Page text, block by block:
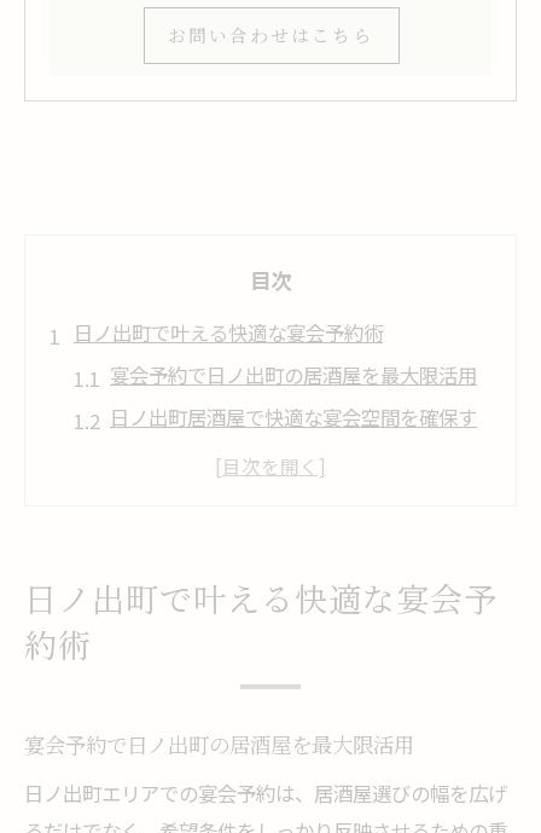
お問い合わせはこちら
目次
日ノ出町で叶える快適な宴会予約術
宴会予約で日ノ出町の居酒屋を最大限活用
日ノ出町居酒屋で快適な宴会空間を確保す
宴会向け居酒屋選びで失敗しない予約術
宴会を楽しむなら居酒屋予約が決め手
居酒屋予約で宴会のスムーズな進行を実現
宴会シーン別おすすめの居酒屋予約方法
日ノ出町で叶える快適な宴会予
約術
宴会予約で日ノ出町の居酒屋を最大限活用
日ノ出町エリアでの宴会予約は、居酒屋選びの幅を広げ